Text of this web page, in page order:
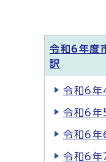
令和6年度
訳
令和6年
令和6年
令和6年
令和6年